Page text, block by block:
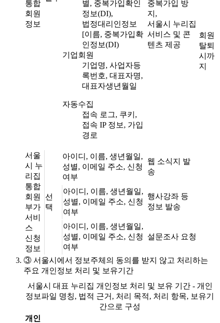
통합
회원
정보
별, 중복가입확인
정보(DI),
법정대리인정보
[이름, 중복가입확
인정보(DI)
기업회원
기업명, 사업자등
록번호, 대표자명,
대표자생년월일
자동수집
접속 로그, 쿠키,
접속 IP 정보, 가입
경로
중복가입 방
지,
서울시 누리집
서비스 및 콘
텐츠 제공
회원
탈퇴
시까
지
서울
시 누
리집
통합
회원
부가
서비
스
신청
정보
선
택
아이디, 이름, 생년월일,
성별, 이메일 주소, 신청
여부
웹 소식지 발
송
아이디, 이름, 생년월일,
성별, 이메일 주소, 신청
여부
행사강좌 등
정보 발송
아이디, 이름, 생년월일,
성별, 이메일 주소, 신청
여부
설문조사 요청
③ 서울시에서 정보주체의 동의를 받지 않고 처리하는
주요 개인정보 처리 및 보유기간
서울시 대표 누리집 개인정보 처리 및 보유 기간 - 개인
정보파일 명칭, 법적 근거, 처리 목적, 처리 항목, 보유기
간으로 구성
개인